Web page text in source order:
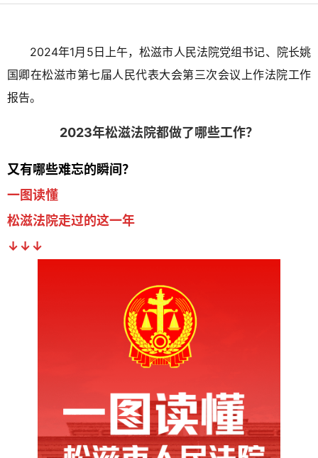
2024年1月5日上午，松滋市人民法院党组书记、院长姚
国卿在松滋市第七届人民代表大会第三次会议上作法院工作
报告。
2023年松滋法院都做了哪些工作？
又有哪些难忘的瞬间？
一图读懂
松滋法院走过的这一年
↓↓↓